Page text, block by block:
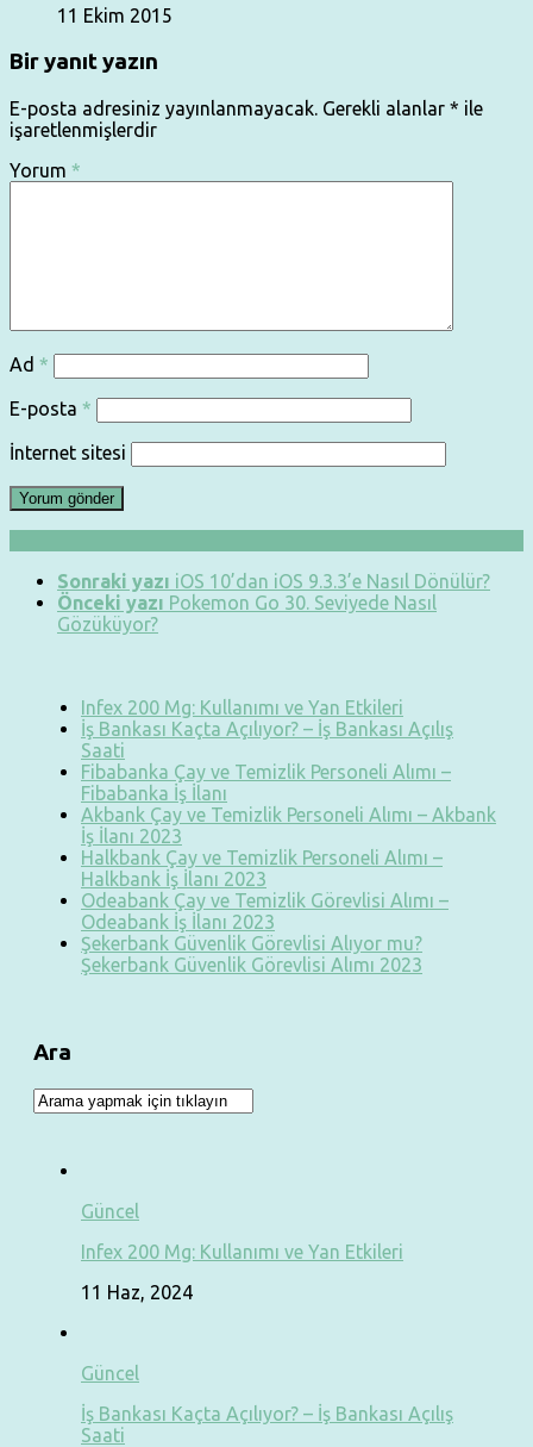
11 Ekim 2015
Bir yanıt yazın
E-posta adresiniz yayınlanmayacak. Gerekli alanlar * ile
işaretlenmişlerdir
Yorum *
Ad *
E-posta *
İnternet sitesi
Sonraki yazı iOS 10’dan iOS 9.3.3’e Nasıl Dönülür?
Önceki yazı Pokemon Go 30. Seviyede Nasıl
Gözüküyor?
Infex 200 Mg: Kullanımı ve Yan Etkileri
İş Bankası Kaçta Açılıyor? – İş Bankası Açılış
Saati
Fibabanka Çay ve Temizlik Personeli Alımı –
Fibabanka İş İlanı
Akbank Çay ve Temizlik Personeli Alımı – Akbank
İş İlanı 2023
Halkbank Çay ve Temizlik Personeli Alımı –
Halkbank İş İlanı 2023
Odeabank Çay ve Temizlik Görevlisi Alımı –
Odeabank İş İlanı 2023
Şekerbank Güvenlik Görevlisi Alıyor mu?
Şekerbank Güvenlik Görevlisi Alımı 2023
Ara
Güncel
Infex 200 Mg: Kullanımı ve Yan Etkileri
11 Haz, 2024
Güncel
İş Bankası Kaçta Açılıyor? – İş Bankası Açılış
Saati